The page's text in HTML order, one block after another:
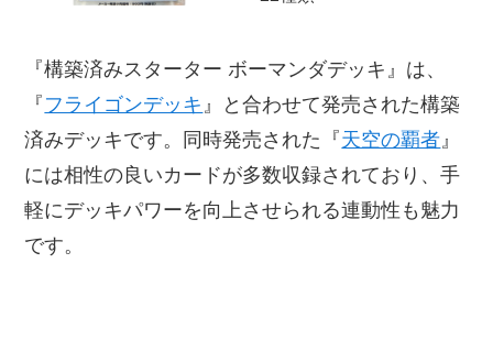
『構築済みスターター ボーマンダデッキ』は、
『 フライゴンデッキ 』と合わせて発売された構築
済みデッキです。同時発売された『天空の覇者』
には相性の良いカードが多数収録されており、手
軽にデッキパワーを向上させられる連動性も魅力
です。